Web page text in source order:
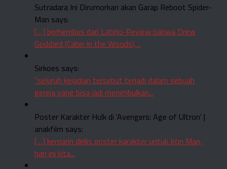
Sutradara Ini Dirumorkan akan Garap Reboot Spider-
Man says:
[…] berhembus dari Latino-Review bahwa Drew
Goddard (Cabin in the Woods),...
Sirkoes says:
"seluruh kejadian tersebut terjadi dalam sebuah
gereja yang bisa jadi menimbulkan...
Poster Karakter Hulk di 'Avengers: Age of Ultron' |
anakfilm says:
[…] kemarin dirilis poster karakter untuk Iron Man,
hari ini kita...